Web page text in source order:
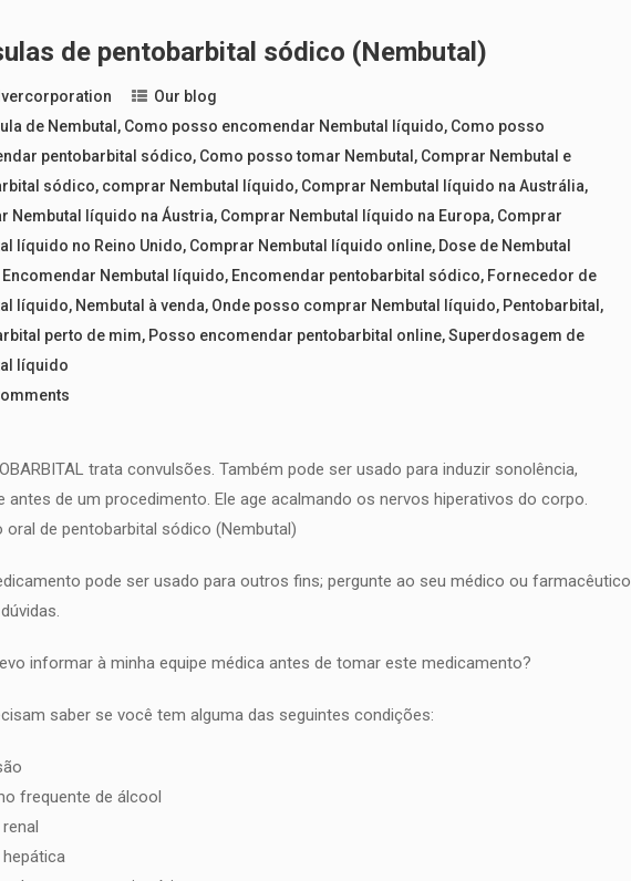
de pentobarbital sódico (Nembutal)
Our blog
de Nembutal , Como posso encomendar Nembutal líquido, Como posso
pentobarbital sódico, Como posso tomar Nembutal , Comprar Nembutal e
sódico, comprar Nembutal líquido, Comprar Nembutal líquido na Austrália,
Nembutal líquido na Áustria, Comprar Nembutal líquido na Europa, Comprar
líquido no Reino Unido, Comprar Nembutal líquido online, Dose de Nembutal
Encomendar Nembutal líquido, Encomendar pentobarbital sódico, Fornecedor de
líquido, Nembutal à venda, Onde posso comprar Nembutal líquido, Pentobarbital ,
perto de mim, Posso encomendar pentobarbital online,Superdosagem de
líquido
trata convulsões. Também pode ser usado para induzir sonolência,
antes de um procedimento. Ele age acalmando os nervos hiperativos do corpo.
oral de pentobarbital sódico (Nembutal)
pode ser usado para outros fins; pergunte ao seu médico ou farmacêutico
informar à minha equipe médica antes de tomar este medicamento?
saber se você tem alguma das seguintes condições:
frequente de álcool